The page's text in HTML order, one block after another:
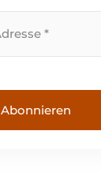
Abonnieren